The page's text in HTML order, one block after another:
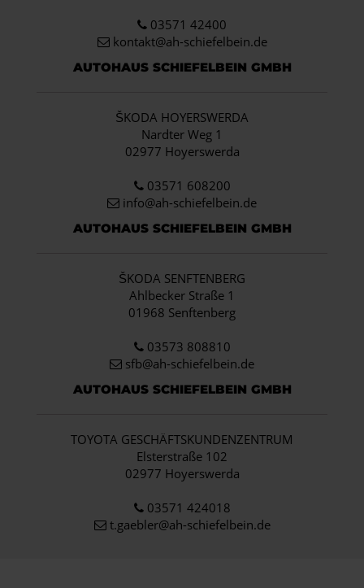
03571 42400
kontakt@ah-schiefelbein.de
AUTOHAUS SCHIEFELBEIN GMBH
ŠKODA HOYERSWERDA
Nardter Weg 1
02977 Hoyerswerda
03571 608200
info@ah-schiefelbein.de
AUTOHAUS SCHIEFELBEIN GMBH
ŠKODA SENFTENBERG
Ahlbecker Straße 1
01968 Senftenberg
03573 808810
sfb@ah-schiefelbein.de
AUTOHAUS SCHIEFELBEIN GMBH
TOYOTA GESCHÄFTSKUNDENZENTRUM
Elsterstraße 102
02977 Hoyerswerda
03571 424018
t.gaebler@ah-schiefelbein.de